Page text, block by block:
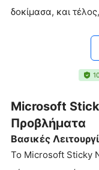
δοκίμασα, και
Microsoft
Προβλήματα
Βασικές
Το Microsoft Sticky